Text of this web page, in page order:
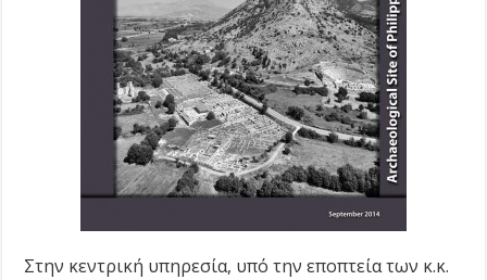
Στην κεντρική υπηρεσία, υπό την εποπτεία των κ.κ.